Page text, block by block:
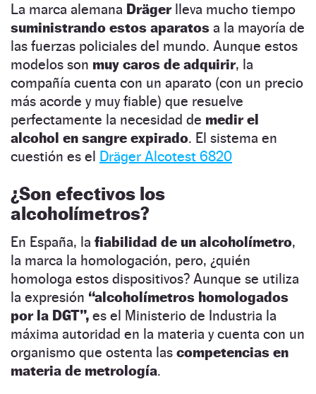
La marca alemana Drägerlleva mucho tiempo
suministrando estos aparatos a la mayoría de
las fuerzas policiales del mundo. Aunque estos
modelos son muy caros de adquirir, la
compañía cuenta con un aparato (con un precio
más acorde y muy fiable) que resuelve
perfectamente la necesidad de medir el
alcohol en sangre expirado. El sistema en
cuestión es el Dräger Alcotest 6820
¿Son efectivos los
alcoholímetros?
En España, la fiabilidad de un alcoholímetro,
la marca la homologación, pero, ¿quién
homologa estos dispositivos? Aunque se utiliza
la expresión “alcoholímetros homologados
por la DGT”, es el Ministerio de Industria la
máxima autoridad en la materia y cuenta con un
organismo que ostenta las competencias en
materia de metrología.